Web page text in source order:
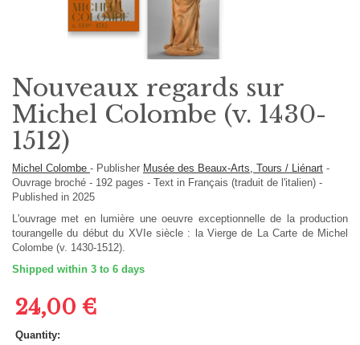
Nouveaux regards sur
Michel Colombe (v. 1430-
1512)
Michel Colombe - Publisher Musée des Beaux-Arts, Tours / Liénart -
Ouvrage broché - 192 pages - Text in Français (traduit de l'italien) -
Published in 2025
L'ouvrage met en lumière une oeuvre exceptionnelle de la production
tourangelle du début du XVIe siècle : la Vierge de La Carte de Michel
Colombe (v. 1430-1512).
Shipped within 3 to 6 days
24,00 €
Quantity: